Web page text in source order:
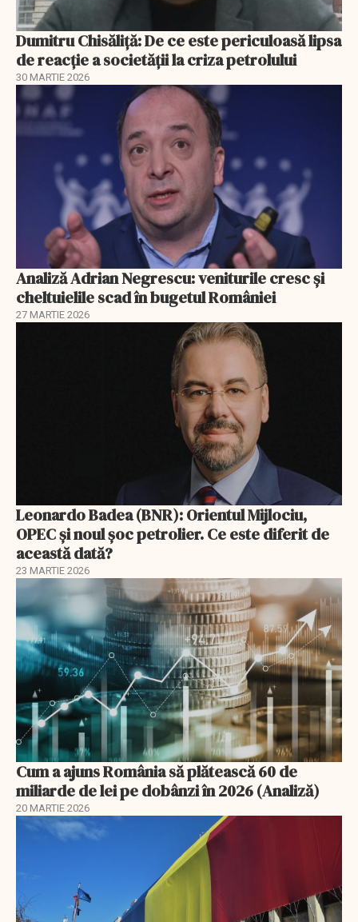
Dumitru Chisăliță: De ce este periculoasă lipsa
de reacție a societății la criza petrolului
30 MARTIE 2026
Analiză Adrian Negrescu: veniturile cresc și
cheltuielile scad în bugetul României
27 MARTIE 2026
Leonardo Badea (BNR): Orientul Mijlociu,
OPEC și noul șoc petrolier. Ce este diferit de
această dată?
23 MARTIE 2026
Cum a ajuns România să plătească 60 de
miliarde de lei pe dobânzi în 2026 (Analiză)
20 MARTIE 2026